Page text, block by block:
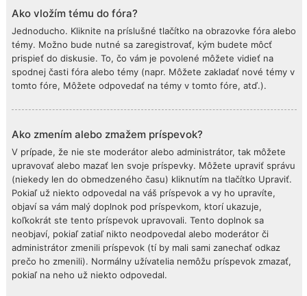
Ako vložím tému do fóra?
Jednoducho. Kliknite na príslušné tlačítko na obrazovke fóra alebo
témy. Možno bude nutné sa zaregistrovať, kým budete môcť
prispieť do diskusie. To, čo vám je povolené môžete vidieť na
spodnej časti fóra alebo témy (napr. Môžete zakladať nové témy v
tomto fóre, Môžete odpovedať na témy v tomto fóre, atď.).
Ako zmením alebo zmažem príspevok?
V prípade, že nie ste moderátor alebo administrátor, tak môžete
upravovať alebo mazať len svoje príspevky. Môžete upraviť správu
(niekedy len do obmedzeného času) kliknutím na tlačítko Upraviť.
Pokiaľ už niekto odpovedal na váš príspevok a vy ho upravíte,
objaví sa vám malý doplnok pod príspevkom, ktorí ukazuje,
koľkokrát ste tento príspevok upravovali. Tento doplnok sa
neobjaví, pokiaľ zatiaľ nikto neodpovedal alebo moderátor či
administrátor zmenili príspevok (tí by mali sami zanechať odkaz
prečo ho zmenili). Normálny užívatelia nemôžu príspevok zmazať,
pokiaľ na neho už niekto odpovedal.